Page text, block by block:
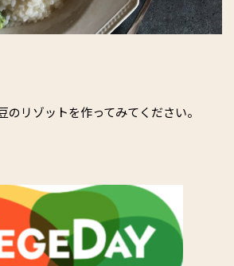
のリゾットを作ってみてください。